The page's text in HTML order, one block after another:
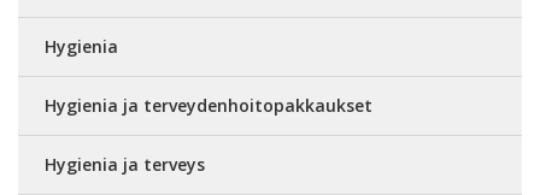
Hygienia
Hygienia ja terveydenhoitopakkaukset
Hygienia ja terveys